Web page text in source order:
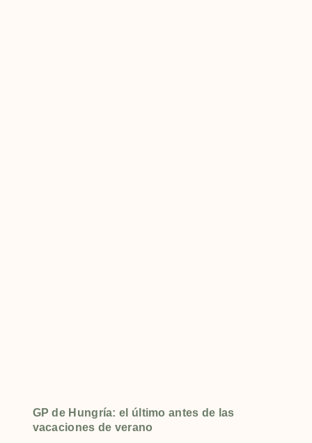
GP de Hungría: el último antes de las
vacaciones de verano